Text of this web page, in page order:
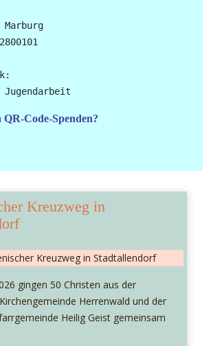
Code-Spenden?
Kreuzweg in
gingen 50 Christen aus der
Herrenwald und der
Heilig Geist gemeinsam